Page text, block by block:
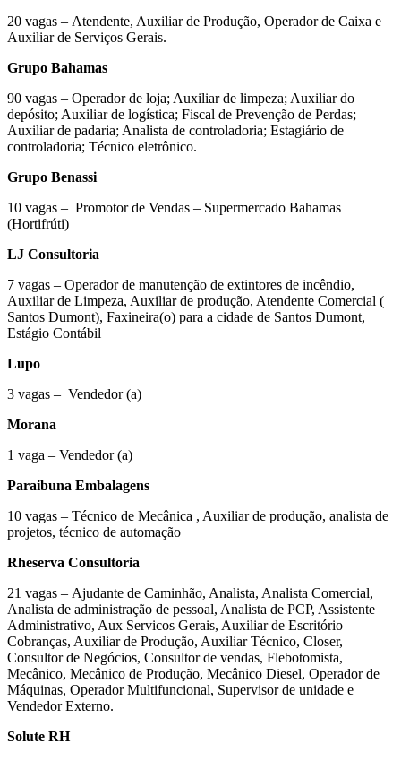
20 vagas – Atendente, Auxiliar de Produção, Operador de Caixa e
Auxiliar de Serviços Gerais.
Grupo Bahamas
90 vagas – Operador de loja; Auxiliar de limpeza; Auxiliar do
depósito; Auxiliar de logística; Fiscal de Prevenção de Perdas;
Auxiliar de padaria; Analista de controladoria; Estagiário de
controladoria; Técnico eletrônico.
Grupo Benassi
10 vagas – Promotor de Vendas – Supermercado Bahamas
(Hortifrúti)
LJ Consultoria
7 vagas – Operador de manutenção de extintores de incêndio,
Auxiliar de Limpeza, Auxiliar de produção, Atendente Comercial (
Santos Dumont), Faxineira(o) para a cidade de Santos Dumont,
Estágio Contábil
Lupo
3 vagas – Vendedor (a)
Morana
1 vaga – Vendedor (a)
Paraibuna Embalagens
10 vagas – Técnico de Mecânica , Auxiliar de produção, analista de
projetos, técnico de automação
Rheserva Consultoria
21 vagas – Ajudante de Caminhão, Analista, Analista Comercial,
Analista de administração de pessoal, Analista de PCP, Assistente
Administrativo, Aux Servicos Gerais, Auxiliar de Escritório –
Cobranças, Auxiliar de Produção, Auxiliar Técnico, Closer,
Consultor de Negócios, Consultor de vendas, Flebotomista,
Mecânico, Mecânico de Produção, Mecânico Diesel, Operador de
Máquinas, Operador Multifuncional, Supervisor de unidade e
Vendedor Externo.
Solute RH